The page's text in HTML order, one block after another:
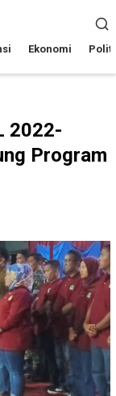
Ekonomi
2022-
Program